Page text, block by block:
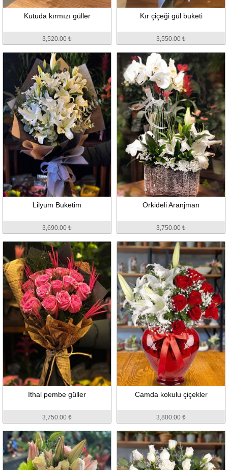
Kutuda kırmızı güller
3,520.00 ₺
Kır çiçeği gül buketi
3,550.00 ₺
Lilyum Buketim
3,690.00 ₺
Orkideli Aranjman
3,750.00 ₺
İthal pembe güller
3,750.00 ₺
Camda kokulu çiçekler
3,800.00 ₺